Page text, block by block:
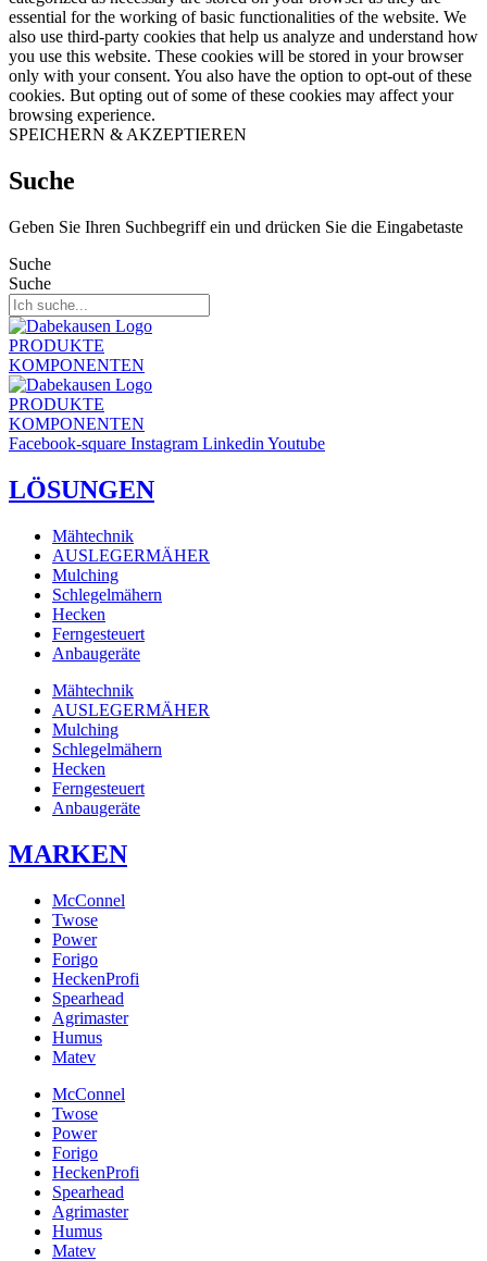
essential for the working of basic functionalities of the website. We
also use third-party cookies that help us analyze and understand how
you use this website. These cookies will be stored in your browser
only with your consent. You also have the option to opt-out of these
cookies. But opting out of some of these cookies may affect your
browsing experience.
SPEICHERN & AKZEPTIEREN
Suche
Geben Sie Ihren Suchbegriff ein und drücken Sie die Eingabetaste
Suche
Suche
PRODUKTE
KOMPONENTEN
PRODUKTE
KOMPONENTEN
Facebook-square Instagram Linkedin Youtube
LÖSUNGEN
Mähtechnik
AUSLEGERMÄHER
Mulching
Schlegelmähern
Hecken
Ferngesteuert
Anbaugeräte
Mähtechnik
AUSLEGERMÄHER
Mulching
Schlegelmähern
Hecken
Ferngesteuert
Anbaugeräte
MARKEN
McConnel
Twose
Power
Forigo
HeckenProfi
Spearhead
Agrimaster
Humus
Matev
McConnel
Twose
Power
Forigo
HeckenProfi
Spearhead
Agrimaster
Humus
Matev